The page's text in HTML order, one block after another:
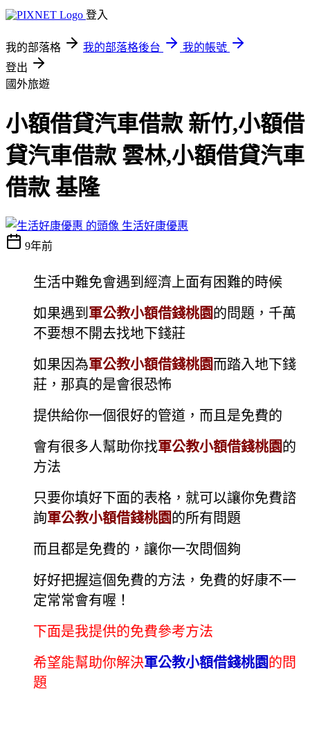
登入
我的部落格 我的部落格後台
我的帳號
登出
國外旅遊
小額借貸汽車借款 新竹,小額借
貸汽車借款 雲林,小額借貸汽車
借款 基隆
生活好康優惠
9年前
生活中難免會遇到經濟上面有困難的時候
如果遇到 軍公教小額借錢桃園的問題，千萬
不要想不開去找地下錢莊
如果因為軍公教小額借錢桃園 而踏入地下錢
莊，那真的是會很恐怖
提供給你一個很好的管道，而且是免費的
會有很多人幫助你找軍公教小額借錢桃園的
方法
只要你填好下面的表格，就可以讓你免費諮
詢軍公教小額借錢桃園的所有問題
而且都是免費的，讓你一次問個夠
好好把握這個免費的方法，免費的好康不一
定常常會有喔！
下面是我提供的免費參考方法
希望能幫助你解決軍公教小額借錢桃園的問
題